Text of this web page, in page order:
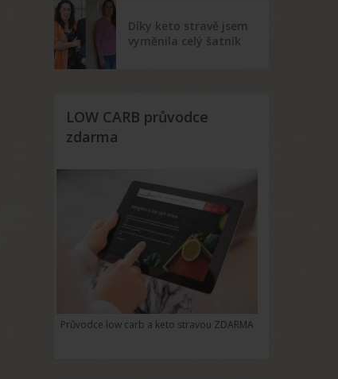
Díky keto stravě jsem
vyměnila celý šatník
LOW CARB průvodce
zdarma
Průvodce low carb a keto stravou ZDARMA